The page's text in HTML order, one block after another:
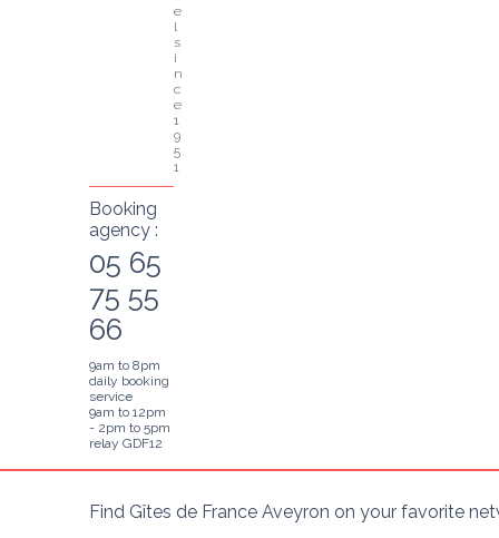
e
l
s
i
n
c
e
1
9
5
1
Booking
agency :
05 65
75 55
66
9am to 8pm
daily booking
service
9am to 12pm
- 2pm to 5pm
relay GDF12
Find Gîtes de France Aveyron on your favorite